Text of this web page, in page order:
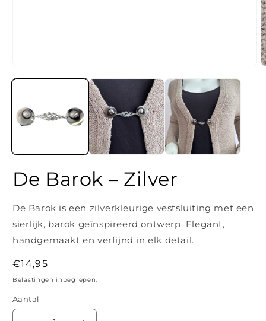
1
modaal
De Barok – Zilver
De Barok is een zilverkleurige vestsluiting met een
sierlijk, barok geïnspireerd ontwerp. Elegant,
handgemaakt en verfijnd in elk detail.
Normale
prijs
€14,95
Belastingen inbegrepen.
Aantal